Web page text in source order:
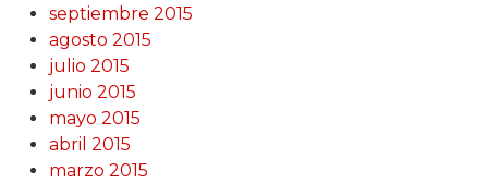
septiembre 2015
agosto 2015
julio 2015
junio 2015
mayo 2015
abril 2015
marzo 2015